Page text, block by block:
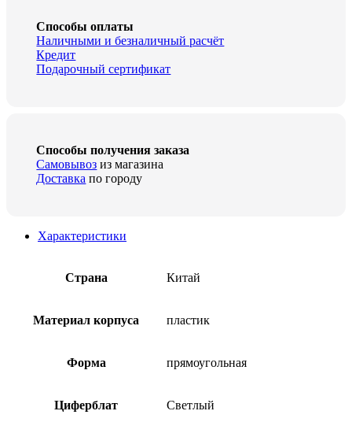
Способы оплаты
Наличными и безналичный расчёт
Кредит
Подарочный сертификат
Способы получения заказа
Самовывоз из магазина
Доставка по городу
Характеристики
Страна Китай
Материал корпуса пластик
Форма прямоугольная
Циферблат Светлый